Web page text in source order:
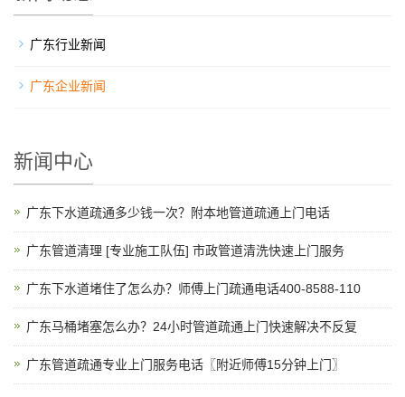
广东行业新闻
广东企业新闻
新闻中心
广东下水道疏通多少钱一次？附本地管道疏通上门电话
广东管道清理 [专业施工队伍] 市政管道清洗快速上门服务
广东下水道堵住了怎么办？师傅上门疏通电话400-8588-110
广东马桶堵塞怎么办？24小时管道疏通上门快速解决不反复
广东管道疏通专业上门服务电话〖附近师傅15分钟上门〗